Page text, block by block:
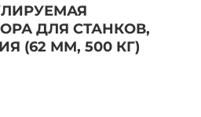
ДЛЯ СТАНКОВ,
(62 ММ, 500 КГ)